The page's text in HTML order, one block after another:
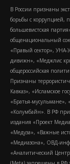
В России признаны
борьбы с коррупцией,
большевистская
общенациональный
«Правый сектор»,
дивижн», «Меджлис
общероссийская
Признаны
Кавказ», «Исламское
«Братья-мусульмане»,
«Колумбайн». В РФ
издания «Проект
«Медуза», «Важные
«Медиазона», ОВД-
«Аналитический